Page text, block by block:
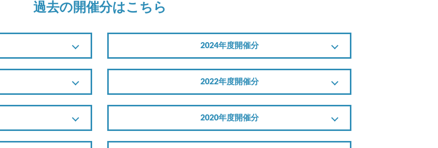
過去の開催分はこちら
2024年度開催分
2022年度開催分
2020年度開催分